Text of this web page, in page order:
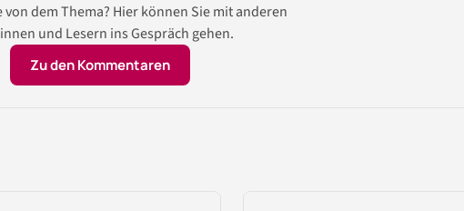
von dem Thema? Hier können Sie mit anderen
und Lesern ins Gespräch gehen.
Zu den Kommentaren